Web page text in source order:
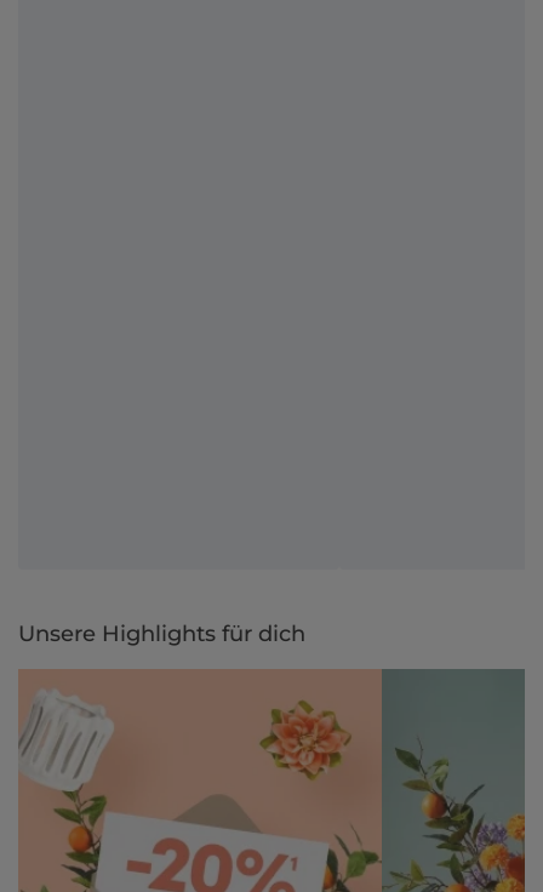
Unsere Highlights für dich